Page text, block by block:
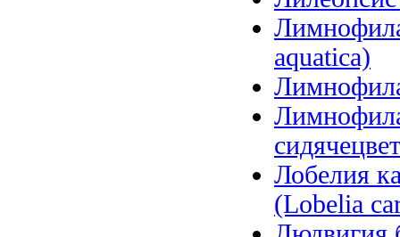
aquatica)
Лобелия
(Lobelia